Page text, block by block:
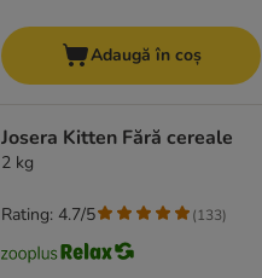
Adaugă în coș
Josera Kitten Fără cereale
2 kg
Rating: 4.7/5 (133)